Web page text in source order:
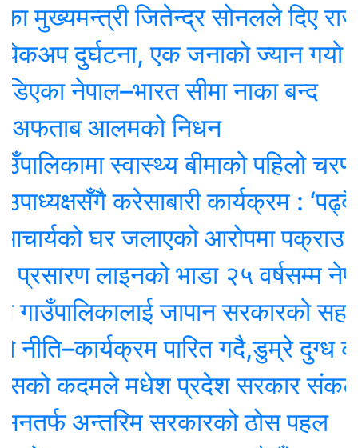
जितेन्द्र सोनलले दिए
दुर्घटना, एक जनाकाे ज्यान गयाे
नेपाल–भारत सीमा नाका बन्द
आलमको निधन
स्वास्थ्य बीमाको पहिलो चरण
करेसाबारी कार्यक्रम :
घर जलाएको आरोपमा पक्राउ
लाइनको भाडा २५ वर्षसम्म नेपालले
जापान सरकारको
पारित गदै,डुम्रे दुग्ध कृषि
कदमले मधेश प्रदेश सरकार संकटमा
अन्तरिम सरकारको ठोस पहल